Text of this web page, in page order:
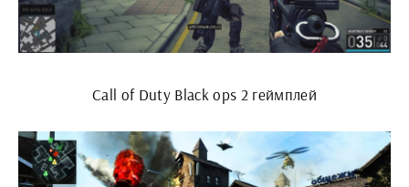
Call of Duty Black ops 2 геймплей